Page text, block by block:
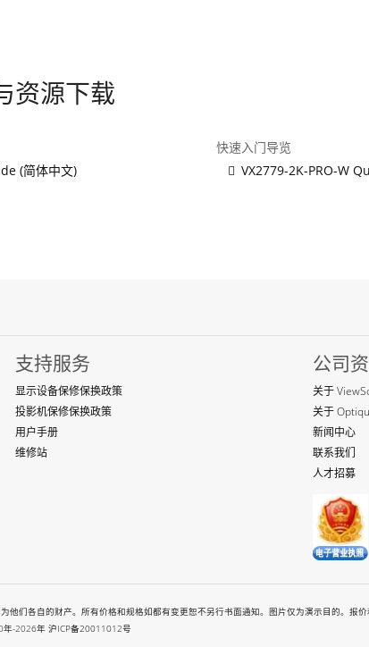
资源下载
(简体中文)
快速入门导览
VX2779-2K-PRO-W
支持服务
显示设备保修保换政策
投影机保修保换政策
用户手册
维修站
公司
关于
关于
新闻中心
联系我们
人才招募
各自的财产。所有价格和规格如都有变更恕不另行书面通知。图片仅为演示目的。报
年-2026年 沪ICP备20011012号